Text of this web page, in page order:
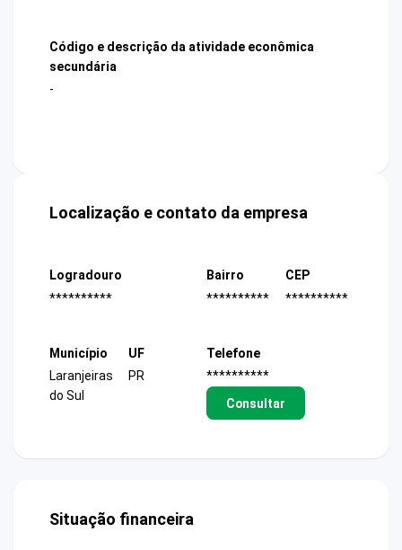
Código e descrição da atividade econômica
secundária
-
Localização e contato da empresa
Logradouro
**********
Bairro
**********
CEP
**********
Município
Laranjeiras
do Sul
UF
PR
Telefone
**********
Consultar
Situação financeira